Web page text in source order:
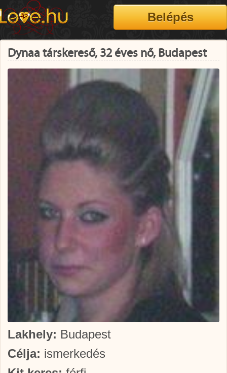
Dynaa társkereső, 32 éves nő, Budapest
Lakhely: Budapest
Célja: ismerkedés